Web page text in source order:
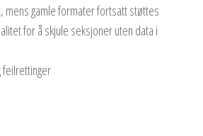
mens gamle formater fortsatt støttes
for å skjule seksjoner uten data i